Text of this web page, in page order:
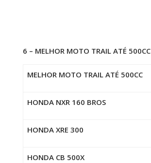
6 – MELHOR MOTO TRAIL ATÉ 500CC
MELHOR MOTO TRAIL ATÉ 500CC
HONDA NXR 160 BROS
HONDA XRE 300
HONDA CB 500X